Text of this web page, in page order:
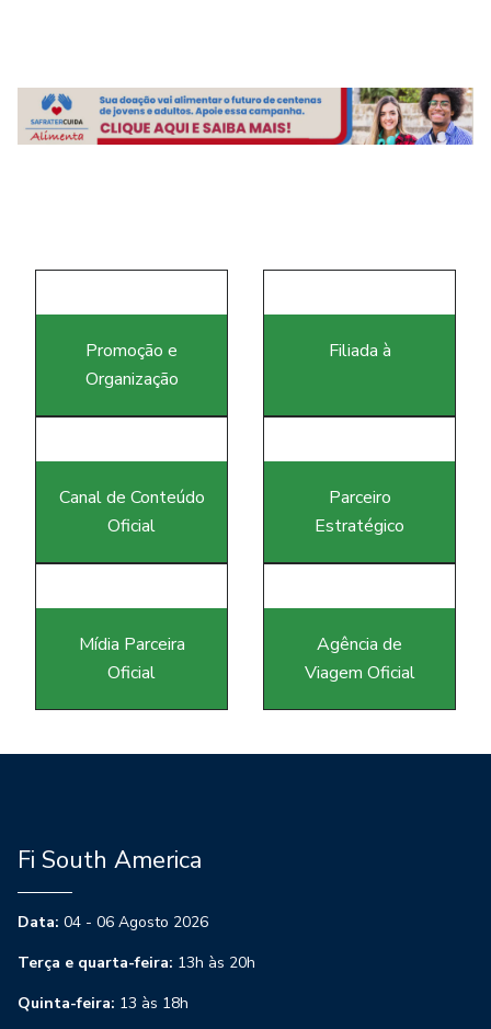
Promoção e
Organização
Filiada à
Canal de Conteúdo
Oficial
Parceiro
Estratégico
Mídia Parceira
Oficial
Agência de
Viagem Oficial
Fi South America
Data: 04 - 06 Agosto 2026
Terça e quarta-feira: 13h às 20h
Quinta-feira: 13 às 18h